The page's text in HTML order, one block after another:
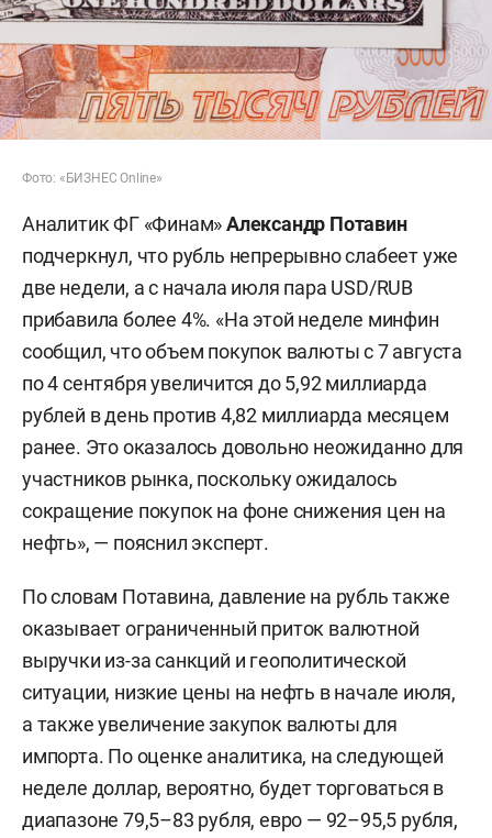
Фото: «БИЗНЕС Online»
Аналитик ФГ «Финам»Александр Потавин
подчеркнул, что рубль непрерывно слабеет уже
две недели, а с начала июля пара USD/RUB
прибавила более 4%. «На этой неделе минфин
сообщил, что объем покупок валюты с 7 августа
по 4 сентября увеличится до 5,92 миллиарда
рублей в день против 4,82 миллиарда месяцем
ранее. Это оказалось довольно неожиданно для
участников рынка, поскольку ожидалось
сокращение покупок на фоне снижения цен на
нефть», — пояснил эксперт.
По словам Потавина, давление на рубль также
оказывает ограниченный приток валютной
выручки из-за санкций и геополитической
ситуации, низкие цены на нефть в начале июля,
а также увеличение закупок валюты для
импорта. По оценке аналитика, на следующей
неделе доллар, вероятно, будет торговаться в
диапазоне 79,5–83 рубля, евро — 92–95,5 рубля,